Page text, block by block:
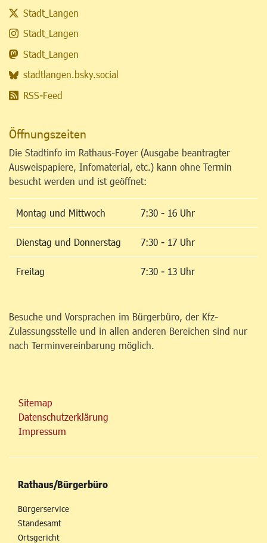
Stadt_Langen
Stadt_Langen
Stadt_Langen
stadtlangen.bsky.social
RSS-Feed
Öffnungszeiten
Die Stadtinfo im Rathaus-Foyer (Ausgabe beantragter
Ausweispapiere, Infomaterial, etc.) kann ohne Termin
besucht werden und ist geöffnet:
Montag und Mittwoch 7:30 - 16 Uhr
Dienstag und Donnerstag 7:30 - 17 Uhr
Freitag 7:30 - 13 Uhr
Besuche und Vorsprachen im Bürgerbüro, der Kfz-
Zulassungsstelle und in allen anderen Bereichen sind nur
nach Terminvereinbarung möglich.
Sitemap
Datenschutzerklärung
Impressum
Rathaus/Bürgerbüro
Bürgerservice
Standesamt
Ortsgericht